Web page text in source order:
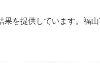
を提供しています。福